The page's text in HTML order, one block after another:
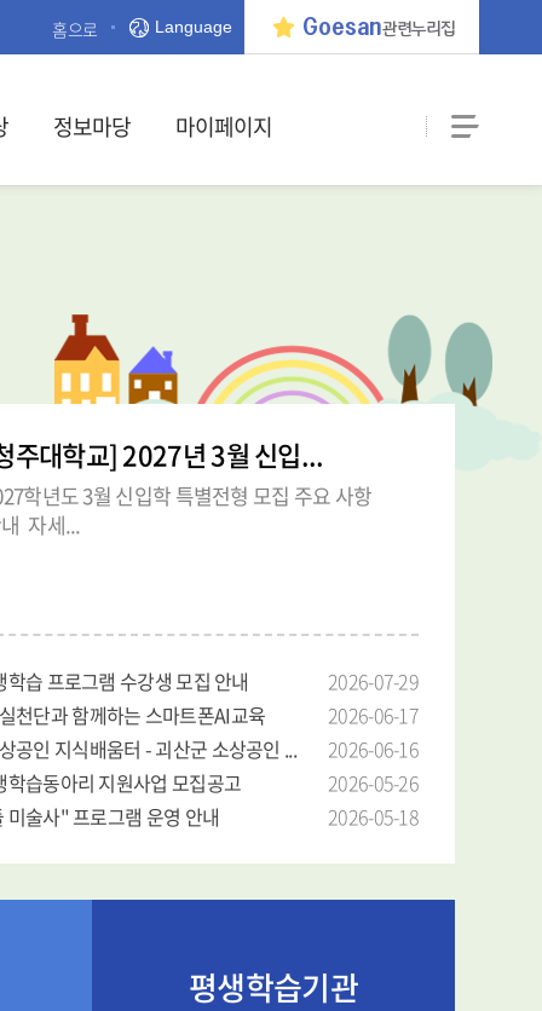
홈으로 Language Goesan관련누리집
정보마당 마이페이지
주대학교] 2027년 3월 신입...
학년도 3월 신입학 특별전형 모집 주요 사항
자세...
습 프로그램 수강생 모집 안내
2026-07-29
천단과 함께하는 스마트폰AI교육
2026-06-17
공인 지식배움터 - 괴산군 소상공인 ...
2026-06-16
습동아리 지원사업 모집공고
2026-05-26
술사" 프로그램 운영 안내
2026-05-18
평생학습기관